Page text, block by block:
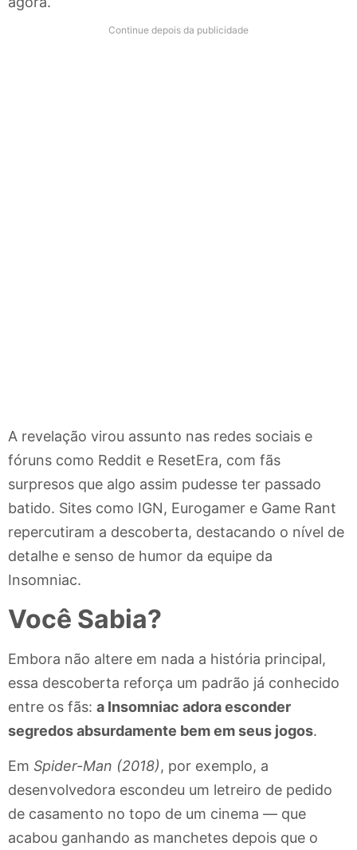
Continue depois da publicidade
A revelação virou assunto nas redes sociais e
fóruns como Reddit e ResetEra, com fãs
surpresos que algo assim pudesse ter passado
batido. Sites como IGN, Eurogamer e Game Rant
repercutiram a descoberta, destacando o nível de
detalhe e senso de humor da equipe da
Insomniac.
Você Sabia?
Embora não altere em nada a história principal,
essa descoberta reforça um padrão já conhecido
entre os fãs: a Insomniac adora esconder
segredos absurdamente bem em seus jogos.
Em Spider-Man (2018), por exemplo, a
desenvolvedora escondeu um letreiro de pedido
de casamento no topo de um cinema — que
acabou ganhando as manchetes depois que o